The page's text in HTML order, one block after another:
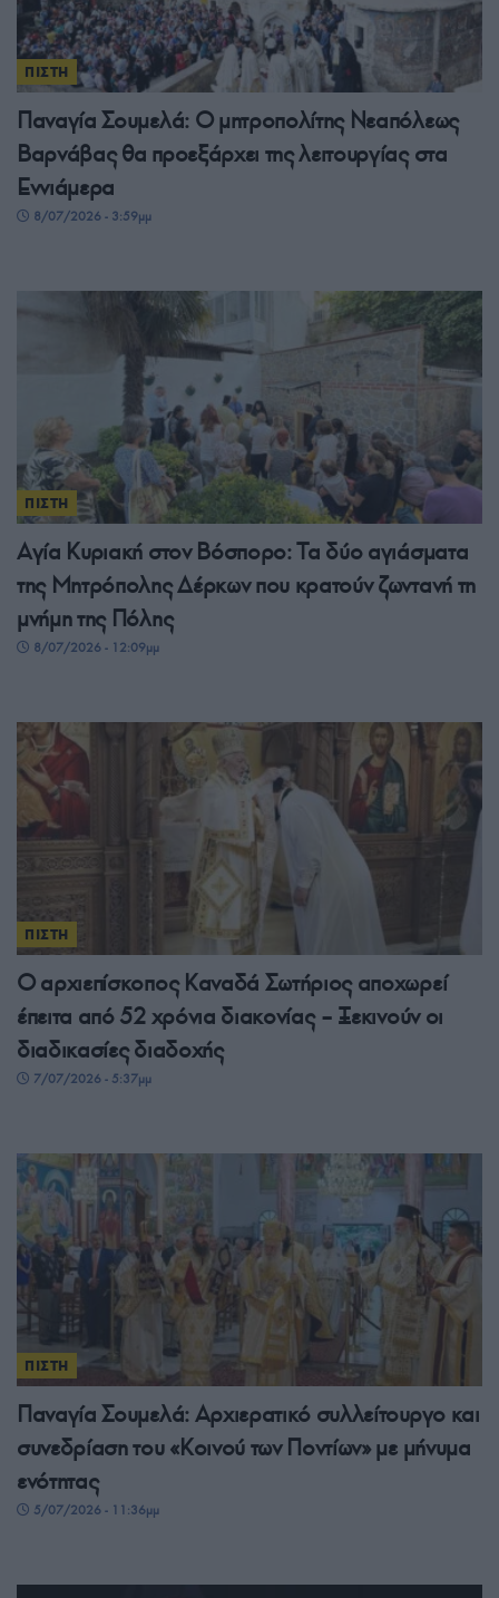
ΠΙΣΤΗ
Παναγία Σουμελά: Ο μητροπολίτης Νεαπόλεως
Βαρνάβας θα προεξάρχει της λειτουργίας στα
Εννιάμερα
8/07/2026 - 3:59μμ
ΠΙΣΤΗ
Αγία Κυριακή στον Βόσπορο: Τα δύο αγιάσματα
της Μητρόπολης Δέρκων που κρατούν ζωντανή τη
μνήμη της Πόλης
8/07/2026 - 12:09μμ
ΠΙΣΤΗ
Ο αρχιεπίσκοπος Καναδά Σωτήριος αποχωρεί
έπειτα από 52 χρόνια διακονίας – Ξεκινούν οι
διαδικασίες διαδοχής
7/07/2026 - 5:37μμ
ΠΙΣΤΗ
Παναγία Σουμελά: Αρχιερατικό συλλείτουργο και
συνεδρίαση του «Κοινού των Ποντίων» με μήνυμα
ενότητας
5/07/2026 - 11:36μμ